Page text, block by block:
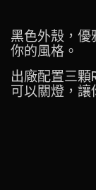
黑色外殼，
你的風格。
出廠配置三
可以關燈，讓